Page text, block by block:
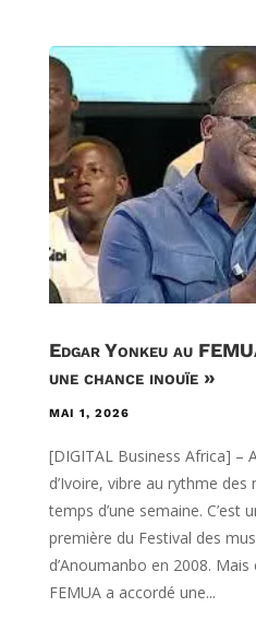
Edgar Yonkeu au
une chance inouïe »
MAI 1, 2026
[DIGITAL Business Africa] –
d’Ivoire, vibre au rythme
temps d’une semaine. C’est
première du Festival des
d’Anoumanbo en 2008.
FEMUA a accordé une...